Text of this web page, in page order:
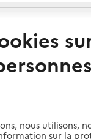
par
Guise
nous utilisons,
sur la